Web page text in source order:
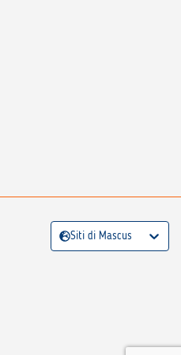
Siti di Mascus